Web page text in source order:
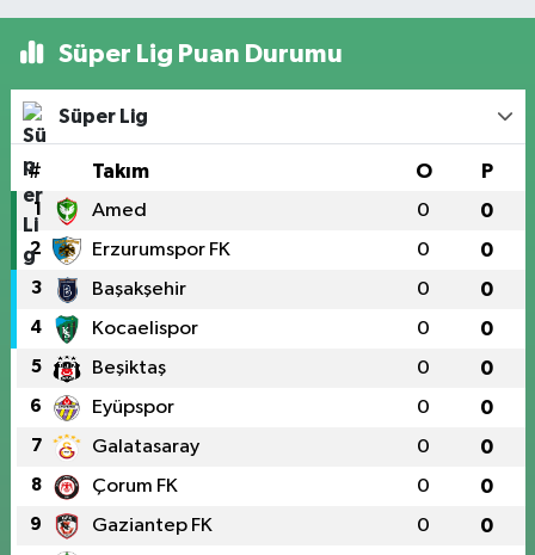
Süper Lig Puan Durumu
Süper Lig
# Takım O P
1 Amed 0 0
2 Erzurumspor FK 0 0
3 Başakşehir 0 0
4 Kocaelispor 0 0
5 Beşiktaş 0 0
6 Eyüpspor 0 0
7 Galatasaray 0 0
8 Çorum FK 0 0
9 Gaziantep FK 0 0